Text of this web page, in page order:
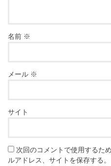
名前 ※
メール ※
サイト
次回のコメントで使用するた
ルアドレス、サイトを保存する。